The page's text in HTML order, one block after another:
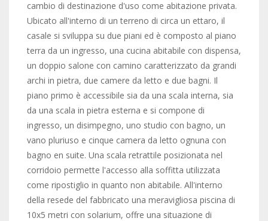
cambio di destinazione d'uso come abitazione privata.
Ubicato all'interno di un terreno di circa un ettaro, il
casale si sviluppa su due piani ed è composto al piano
terra da un ingresso, una cucina abitabile con dispensa,
un doppio salone con camino caratterizzato da grandi
archi in pietra, due camere da letto e due bagni. Il
piano primo è accessibile sia da una scala interna, sia
da una scala in pietra esterna e si compone di
ingresso, un disimpegno, uno studio con bagno, un
vano pluriuso e cinque camera da letto ognuna con
bagno en suite. Una scala retrattile posizionata nel
corridoio permette l'accesso alla soffitta utilizzata
come ripostiglio in quanto non abitabile. All'interno
della resede del fabbricato una meravigliosa piscina di
10x5 metri con solarium, offre una situazione di